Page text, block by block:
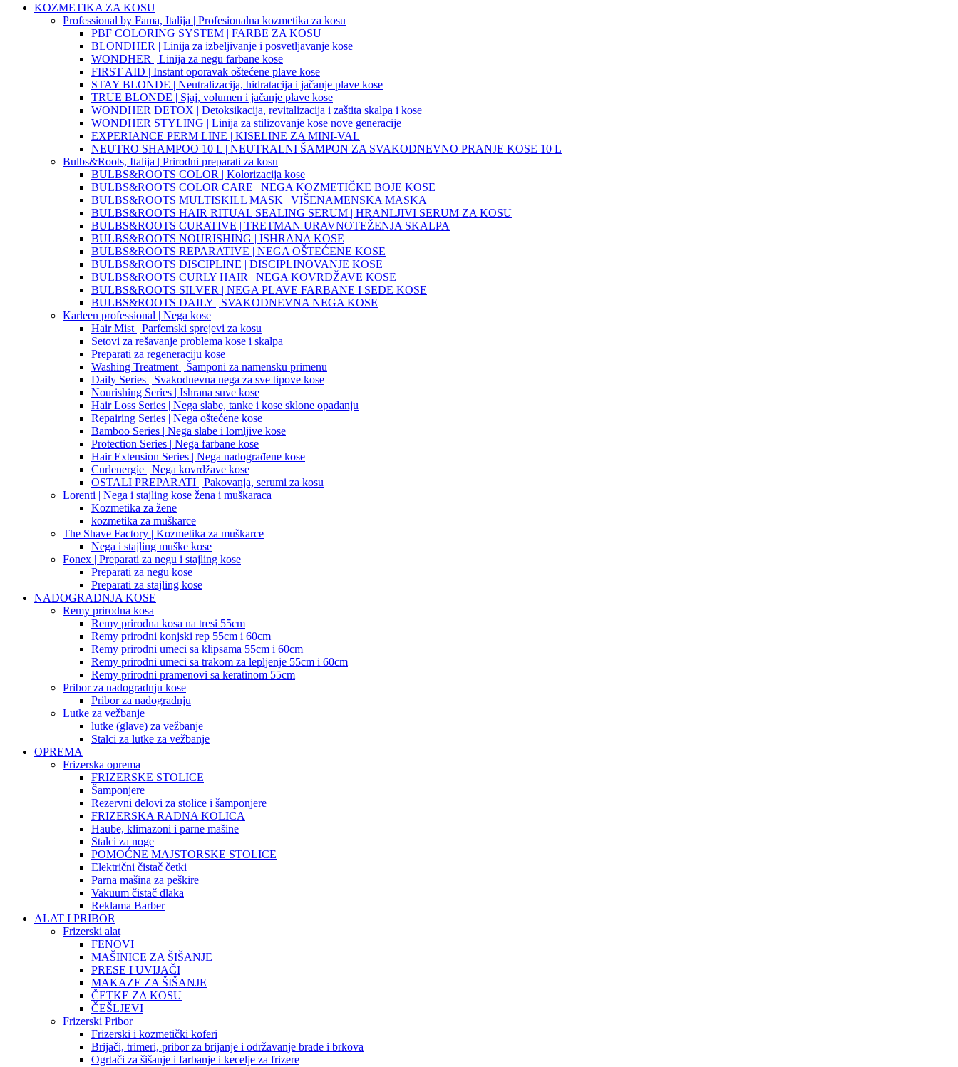
KOZMETIKA ZA KOSU
Professional by Fama, Italija | Profesionalna kozmetika za kosu
PBF COLORING SYSTEM | FARBE ZA KOSU
BLONDHER | Linija za izbeljivanje i posvetljavanje kose
WONDHER | Linija za negu farbane kose
FIRST AID | Instant oporavak oštećene plave kose
STAY BLONDE | Neutralizacija, hidratacija i jačanje plave kose
TRUE BLONDE | Sjaj, volumen i jačanje plave kose
WONDHER DETOX | Detoksikacija, revitalizacija i zaštita skalpa i kose
WONDHER STYLING | Linija za stilizovanje kose nove generacije
EXPERIANCE PERM LINE | KISELINE ZA MINI-VAL
NEUTRO SHAMPOO 10 L | NEUTRALNI ŠAMPON ZA SVAKODNEVNO PRANJE KOSE 10 L
Bulbs&Roots, Italija | Prirodni preparati za kosu
BULBS&ROOTS COLOR | Kolorizacija kose
BULBS&ROOTS COLOR CARE | NEGA KOZMETIČKE BOJE KOSE
BULBS&ROOTS MULTISKILL MASK | VIŠENAMENSKA MASKA
BULBS&ROOTS HAIR RITUAL SEALING SERUM | HRANLJIVI SERUM ZA KOSU
BULBS&ROOTS CURATIVE | TRETMAN URAVNOTEŽENJA SKALPA
BULBS&ROOTS NOURISHING | ISHRANA KOSE
BULBS&ROOTS REPARATIVE | NEGA OŠTEĆENE KOSE
BULBS&ROOTS DISCIPLINE | DISCIPLINOVANJE KOSE
BULBS&ROOTS CURLY HAIR | NEGA KOVRDŽAVE KOSE
BULBS&ROOTS SILVER | NEGA PLAVE FARBANE I SEDE KOSE
BULBS&ROOTS DAILY | SVAKODNEVNA NEGA KOSE
Karleen professional | Nega kose
Hair Mist | Parfemski sprejevi za kosu
Setovi za rešavanje problema kose i skalpa
Preparati za regeneraciju kose
Washing Treatment | Šamponi za namensku primenu
Daily Series | Svakodnevna nega za sve tipove kose
Nourishing Series | Ishrana suve kose
Hair Loss Series | Nega slabe, tanke i kose sklone opadanju
Repairing Series | Nega oštećene kose
Bamboo Series | Nega slabe i lomljive kose
Protection Series | Nega farbane kose
Hair Extension Series | Nega nadograđene kose
Curlenergie | Nega kovrdžave kose
OSTALI PREPARATI | Pakovanja, serumi za kosu
Lorenti | Nega i stajling kose žena i muškaraca
Kozmetika za žene
kozmetika za muškarce
The Shave Factory | Kozmetika za muškarce
Nega i stajling muške kose
Fonex | Preparati za negu i stajling kose
Preparati za negu kose
Preparati za stajling kose
NADOGRADNJA KOSE
Remy prirodna kosa
Remy prirodna kosa na tresi 55cm
Remy prirodni konjski rep 55cm i 60cm
Remy prirodni umeci sa klipsama 55cm i 60cm
Remy prirodni umeci sa trakom za lepljenje 55cm i 60cm
Remy prirodni pramenovi sa keratinom 55cm
Pribor za nadogradnju kose
Pribor za nadogradnju
Lutke za vežbanje
lutke (glave) za vežbanje
Stalci za lutke za vežbanje
OPREMA
Frizerska oprema
FRIZERSKE STOLICE
Šamponjere
Rezervni delovi za stolice i šamponjere
FRIZERSKA RADNA KOLICA
Haube, klimazoni i parne mašine
Stalci za noge
POMOĆNE MAJSTORSKE STOLICE
Električni čistač četki
Parna mašina za peškire
Vakuum čistač dlaka
Reklama Barber
ALAT I PRIBOR
Frizerski alat
FENOVI
MAŠINICE ZA ŠIŠANJE
PRESE I UVIJAČI
MAKAZE ZA ŠIŠANJE
ČETKE ZA KOSU
ČEŠLJEVI
Frizerski Pribor
Frizerski i kozmetički koferi
Brijači, trimeri, pribor za brijanje i održavanje brade i brkova
Ogrtači za šišanje i farbanje i kecelje za frizere